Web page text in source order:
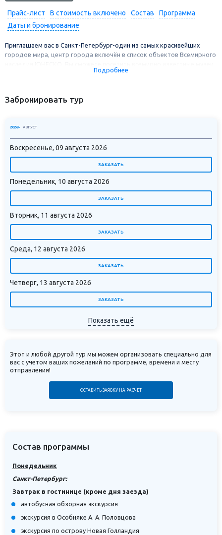
Прайс-лист В стоимость включено Состав
Программа
Даты и бронирование
Приглашаем вас в Санкт-Петербург-один из самых красивейших
городов мира, центр города включён в список объектов Всемирного
дворцы, парки, мосты и каналы. Санкт-Петербург - город,
для себя что-то новое
Подробнее
Забронировать тур
2026> АВГУСТ
Воскресенье, 09 августа 2026
ЗАКАЗАТЬ
Понедельник, 10 августа 2026
ЗАКАЗАТЬ
Вторник, 11 августа 2026
ЗАКАЗАТЬ
Среда, 12 августа 2026
ЗАКАЗАТЬ
Четверг, 13 августа 2026
ЗАКАЗАТЬ
Показать ещё
Этот и любой другой тур мы можем организовать специально для
вас с учетом ваших пожеланий по программе, времени и месту
отправления!
ОСТАВИТЬ ЗАЯВКУ НА РАСЧЁТ
Состав программы
Понедельник
Санкт-Петербург:
Завтрак в гостинице (кроме дня заезда)
автобусная обзорная экскурсия
экскурсия в Особняке А. А. Половцова
экскурсия по острову Новая Голландия